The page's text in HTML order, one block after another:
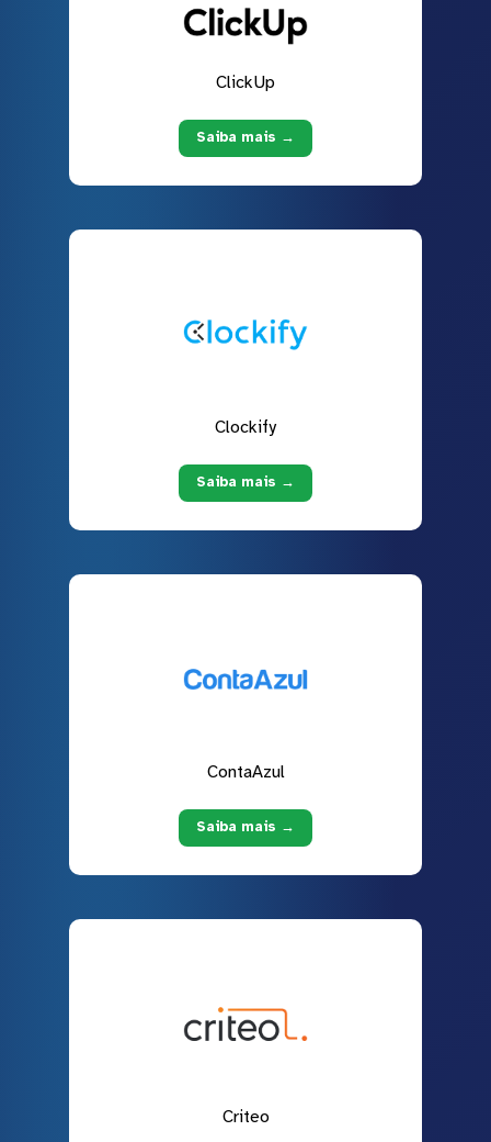
ClickUp
Saiba mais →
Clockify
Saiba mais →
ContaAzul
Saiba mais →
Criteo